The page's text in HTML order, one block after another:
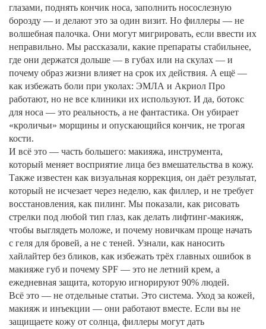
глазами, поднять кончик носа, заполнить носослезную
борозду — и делают это за один визит. Но филлеры — не
волшебная палочка. Они могут мигрировать, если ввести их
неправильно. Мы рассказали, какие препараты стабильнее,
где они держатся дольше — в губах или на скулах — и
почему образ жизни влияет на срок их действия. А ещё —
как избежать боли при уколах: ЭМЛА и Акриол Про
работают, но не все клиники их используют. И да, ботокс
для носа — это реальность, а не фантастика. Он убирает
«кроличьи» морщины и опускающийся кончик, не трогая
кости.
И всё это — часть большего: макияжа, инструмента,
который меняет восприятие лица без вмешательства в кожу.
Также известен как визуальная коррекция, он даёт результат,
который не исчезает через неделю, как филлер, и не требует
восстановления, как пилинг. Мы показали, как рисовать
стрелки под любой тип глаз, как делать лифтинг-макияж,
чтобы выглядеть моложе, и почему новичкам проще начать
с геля для бровей, а не с теней. Узнали, как наносить
хайлайтер без бликов, как избежать трёх главных ошибок в
макияже губ и почему SPF — это не летний крем, а
ежедневная защита, которую игнорируют 90% людей.
Всё это — не отдельные статьи. Это система. Уход за кожей,
макияж и инъекции — они работают вместе. Если вы не
защищаете кожу от солнца, филлеры могут дать